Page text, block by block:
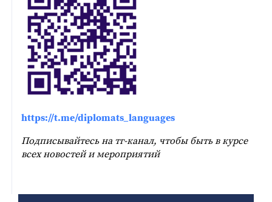
https://t.me/diplomats_languages
Подписывайтесь на тг-канал, чтобы быть в курсе
всех новостей и мероприятий